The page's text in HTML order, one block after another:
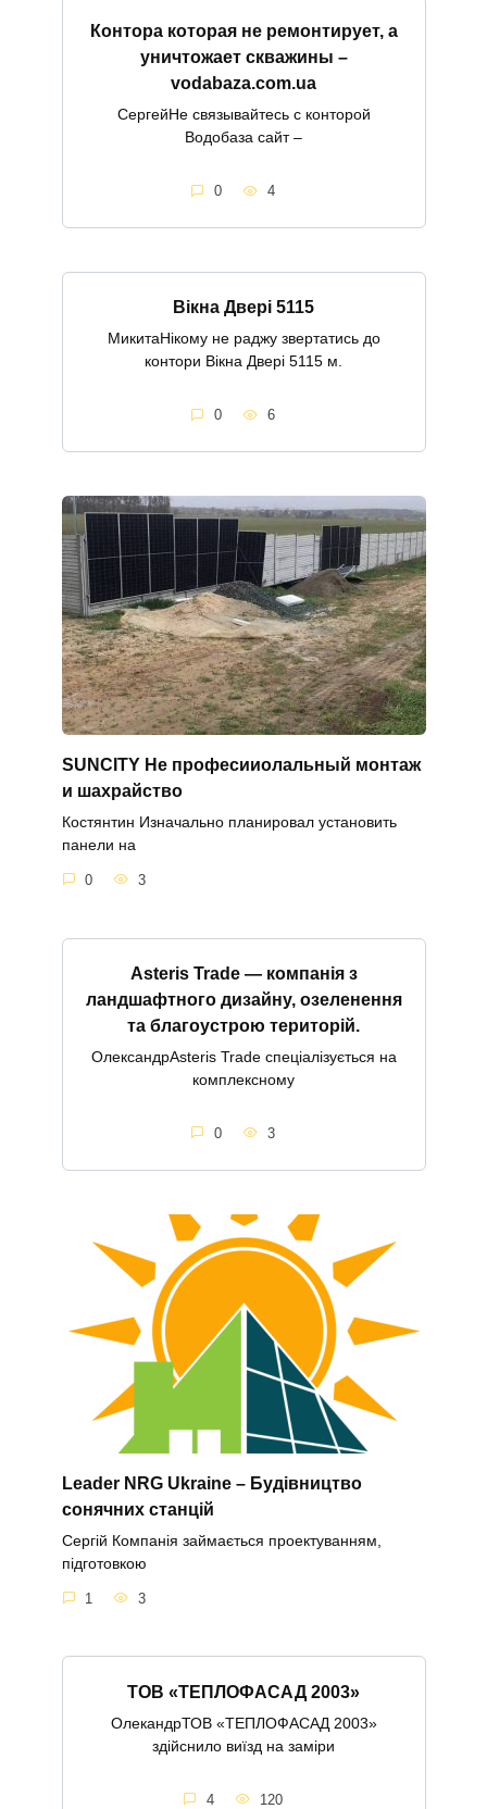
Контора которая не ремонтирует, а
уничтожает скважины –
vodabaza.com.ua
СергейНе связывайтесь с конторой
Водобаза сайт –
0 4
Вікна Двері 5115
МикитаНікому не раджу звертатись до
контори Вікна Двері 5115 м.
0 6
SUNCITY Не професииолальный монтаж
и шахрайство
Костянтин Изначально планировал установить
панели на
0 3
Asteris Trade — компанія з
ландшафтного дизайну, озеленення
та благоустрою територій.
ОлександрAsteris Trade спеціалізується на
комплексному
0 3
Leader NRG Ukraine – Будівництво
сонячних станцій
Сергій Компанія займається проектуванням,
підготовкою
1 3
ТОВ «ТЕПЛОФАСАД 2003»
ОлекандрТОВ «ТЕПЛОФАСАД 2003»
здійснило виїзд на заміри
4 120